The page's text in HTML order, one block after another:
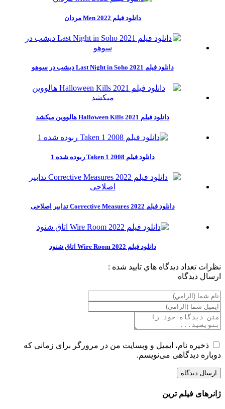
دانلود فیلم Men 2022 مردان
دانلود فیلم Last Night in Soho 2021 دیشب در سوهو
دانلود فیلم Halloween Kills 2021 هالووین میکشد
دانلود فیلم Taken 1 2008 ربوده شده 1
دانلود فیلم Corrective Measures 2022 تدابیر اصلاحی
دانلود فیلم Wire Room 2022 اتاق شنود
نظرات تعداد ديدگاه هاي تاييد شده :
ارسال ديدگاه
ذخیره نام، ایمیل و وبسایت من در مرورگر برای زمانی که
دوباره دیدگاهی می‌نویسم.
ژانرهای فیلم ترین